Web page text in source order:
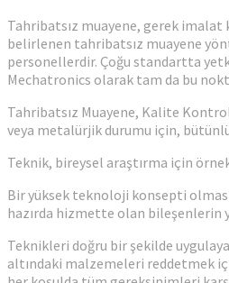
Tahribatsız muayene, gerek
belirlenen tahribatsız muayene
personellerdir. Çoğu standartta
Mechatronics olarak tam da bu
Tahribatsız Muayene, Kalite
veya metalürjik durumu için,
Teknik, bireysel araştırma için
Bir yüksek teknoloji konsepti
hazırda hizmette olan bileşenlerin
Teknikleri doğru bir şekilde
altındaki malzemeleri reddetmek